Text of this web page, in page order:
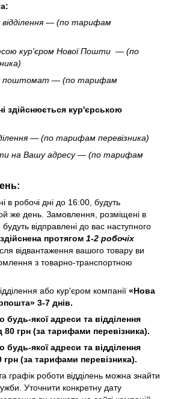
— (по тарифам
кур'єром Нової Пошти — (по
поштомат — (по тарифам
здійснюється кур'єрською
— (по тарифам перевізника)
на Вашу адресу — (по тарифам
в робочі дні до 16:00, будуть
же день. Замовлення, розміщені в
будуть відправлені до вас наступного
протягом 1-2 робочіх
відвантаження вашого товару ви
з товарно-транспортною
або кур'єром компанії «Нова
3-7 днів.
будь-якої адреси та відділення
грн (за тарифами перевізника).
будь-якої адреси та відділення
(за тарифами перевізника).
графік роботи відділень можна знайти
Уточнити конкретну дату